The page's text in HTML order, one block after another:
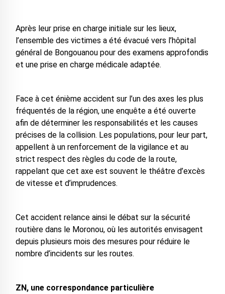
Après leur prise en charge initiale sur les lieux,
l’ensemble des victimes a été évacué vers l’hôpital
général de Bongouanou pour des examens approfondis
et une prise en charge médicale adaptée.
Face à cet énième accident sur l’un des axes les plus
fréquentés de la région, une enquête a été ouverte
afin de déterminer les responsabilités et les causes
précises de la collision. Les populations, pour leur part,
appellent à un renforcement de la vigilance et au
strict respect des règles du code de la route,
rappelant que cet axe est souvent le théâtre d’excès
de vitesse et d’imprudences.
Cet accident relance ainsi le débat sur la sécurité
routière dans le Moronou, où les autorités envisagent
depuis plusieurs mois des mesures pour réduire le
nombre d’incidents sur les routes.
ZN, une correspondance particulière